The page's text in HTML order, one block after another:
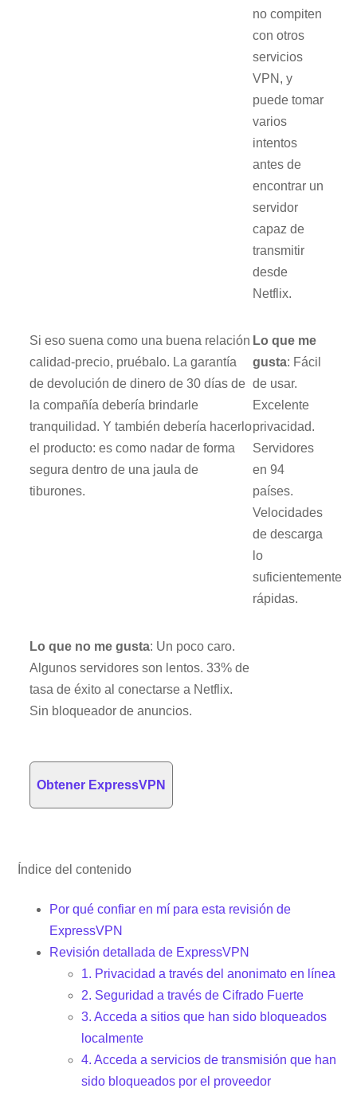
no compiten
con otros
servicios
VPN, y
puede tomar
varios
intentos
antes de
encontrar un
servidor
capaz de
transmitir
desde
Netflix.
Si eso suena como una buena relación
calidad-precio, pruébalo. La garantía
de devolución de dinero de 30 días de
la compañía debería brindarle
tranquilidad. Y también debería hacerlo
el producto: es como nadar de forma
segura dentro de una jaula de
tiburones.
Lo que me
gusta: Fácil
de usar.
Excelente
privacidad.
Servidores
en 94
países.
Velocidades
de descarga
lo
suficientemente
rápidas.
Lo que no me gusta: Un poco caro.
Algunos servidores son lentos. 33% de
tasa de éxito al conectarse a Netflix.
Sin bloqueador de anuncios.
Obtener ExpressVPN
Índice del contenido
Por qué confiar en mí para esta revisión de
ExpressVPN
Revisión detallada de ExpressVPN
1. Privacidad a través del anonimato en línea
2. Seguridad a través de Cifrado Fuerte
3. Acceda a sitios que han sido bloqueados
localmente
4. Acceda a servicios de transmisión que han
sido bloqueados por el proveedor